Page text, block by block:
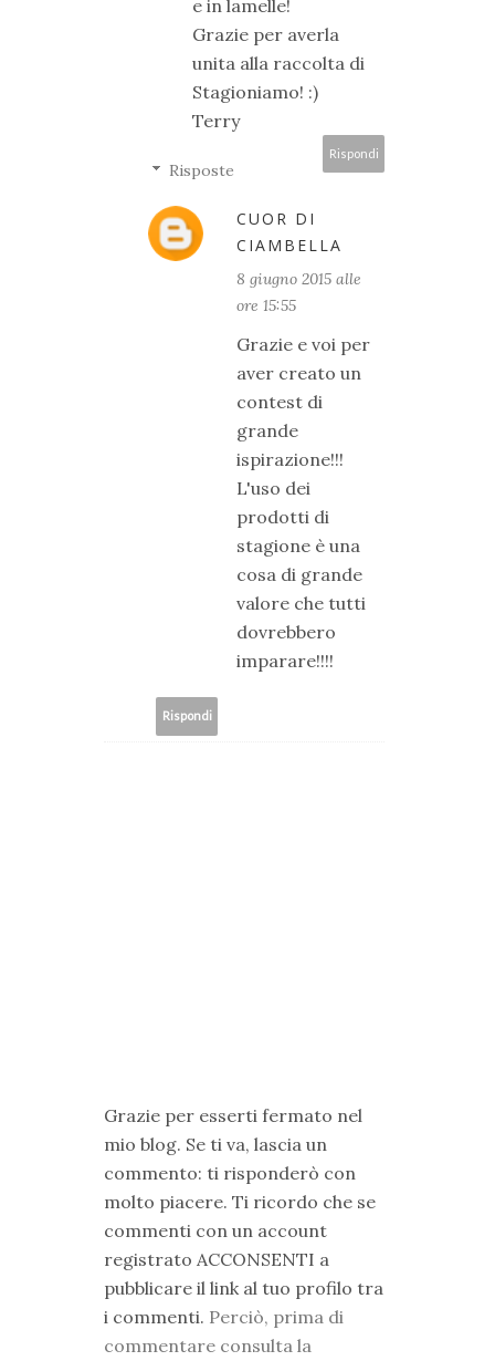
e in lamelle!
Grazie per averla
unita alla raccolta di
Stagioniamo! :)
Terry
Rispondi
Risposte
CUOR DI
CIAMBELLA
8 giugno 2015 alle
ore 15:55
Grazie e voi per
aver creato un
contest di
grande
ispirazione!!!
L'uso dei
prodotti di
stagione è una
cosa di grande
valore che tutti
dovrebbero
imparare!!!!
Rispondi
Grazie per esserti fermato nel
mio blog. Se ti va, lascia un
commento: ti risponderò con
molto piacere. Ti ricordo che se
commenti con un account
registrato ACCONSENTI a
pubblicare il link al tuo profilo tra
i commenti. Perciò, prima di
commentare consulta la